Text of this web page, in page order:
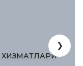
RESPUBLIKASI
❯